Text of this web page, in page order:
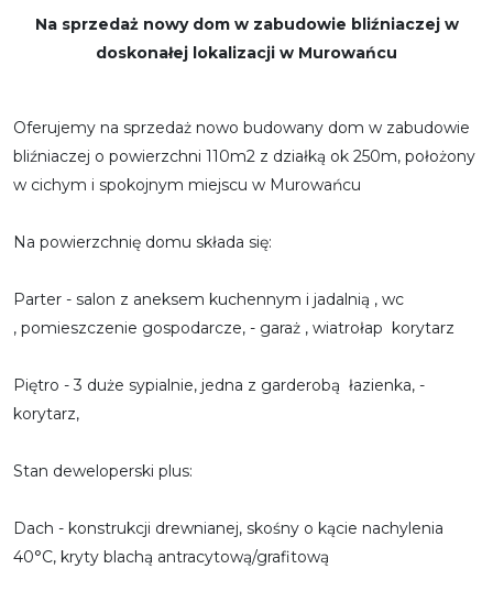
Na sprzedaż nowy dom w zabudowie bliźniaczej w
doskonałej lokalizacji w Murowańcu
Oferujemy na sprzedaż nowo budowany dom w zabudowie
bliźniaczej o powierzchni 110m2 z działką ok 250m, położony
w cichym i spokojnym miejscu w Murowańcu
Na powierzchnię domu składa się:
Parter - salon z aneksem kuchennym i jadalnią , wc
, pomieszczenie gospodarcze, - garaż , wiatrołap korytarz
Piętro - 3 duże sypialnie, jedna z garderobą łazienka, -
korytarz,
Stan deweloperski plus:
Dach - konstrukcji drewnianej, skośny o kącie nachylenia
40°C, kryty blachą antracytową/grafitową